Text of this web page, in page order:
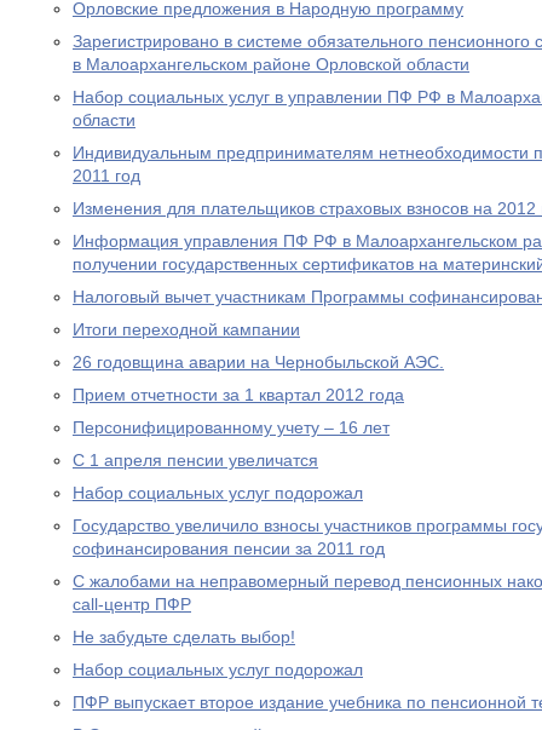
Орловские предложения в Народную программу
Зарегистрировано в системе обязательного
в Малоархангельском районе Орловской области
Набор социальных услуг в управлении ПФ РФ в
области
Индивидуальным предпринимателям нетнеобходимости
2011 год
Изменения для плательщиков страховых взносов на 2012
Информация управления ПФ РФ в Малоархангельском
получении государственных сертификатов на
Налоговый вычет участникам Программы
Итоги переходной кампании
26 годовщина аварии на Чернобыльской АЭС.
Прием отчетности за 1 квартал 2012 года
Персонифицированному учету – 16 лет
С 1 апреля пенсии увеличатся
Набор социальных услуг подорожал
Государство увеличило взносы участников программы
софинансирования пенсии за 2011 год
С жалобами на неправомерный перевод пенсионных
call-центр ПФР
Не забудьте сделать выбор!
Набор социальных услуг подорожал
ПФР выпускает второе издание учебника по пенсионной